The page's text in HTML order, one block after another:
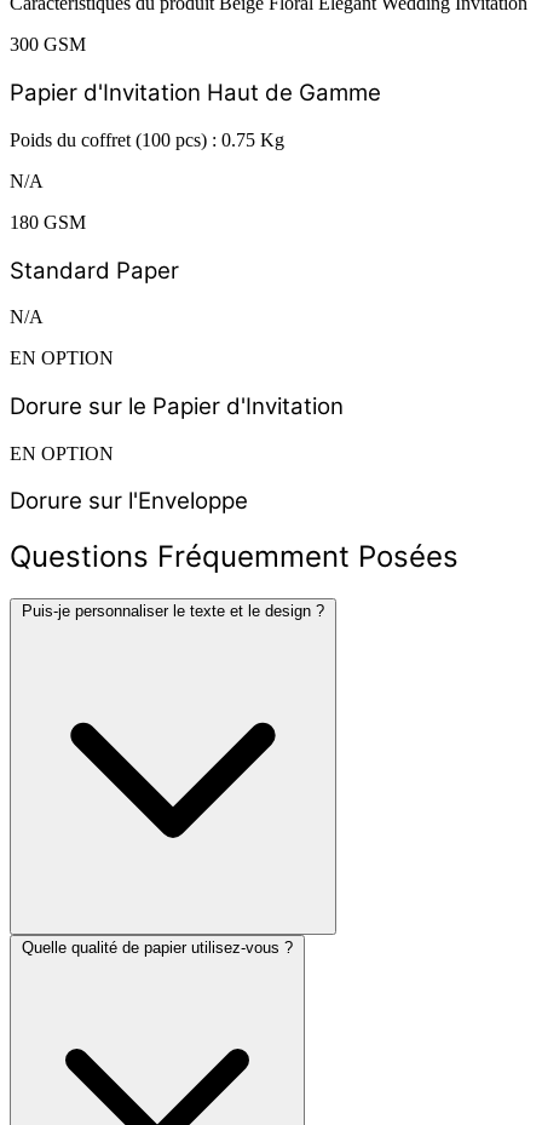
300 GSM
Papier d'Invitation Haut de Gamme
Poids du coffret (100 pcs) : 0.75 Kg
N/A
180 GSM
Standard Paper
N/A
EN OPTION
Dorure sur le Papier d'Invitation
EN OPTION
Dorure sur l'Enveloppe
Questions Fréquemment Posées
Puis-je personnaliser le texte et le design ?
Quelle qualité de papier utilisez-vous ?